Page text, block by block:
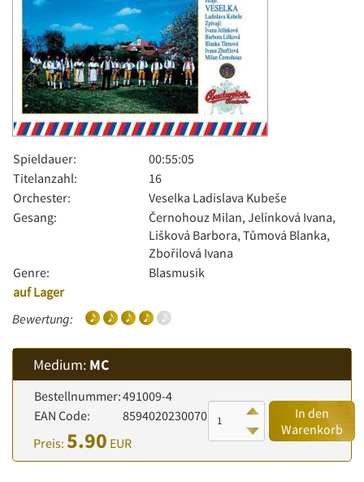
Spieldauer:
00:55:05
Titelanzahl:
16
Orchester:
Veselka Ladislava Kubeše
Gesang:
Černohouz Milan, Jelínková Ivana,
Lišková Barbora, Tůmová Blanka,
Zbořilová Ivana
Genre:
Blasmusik
auf Lager
Bewertung:
Medium: MC
Bestellnummer:491009-4
EAN Code:
8594020230070
Preis: 5.90 EUR
In den
Warenkorb